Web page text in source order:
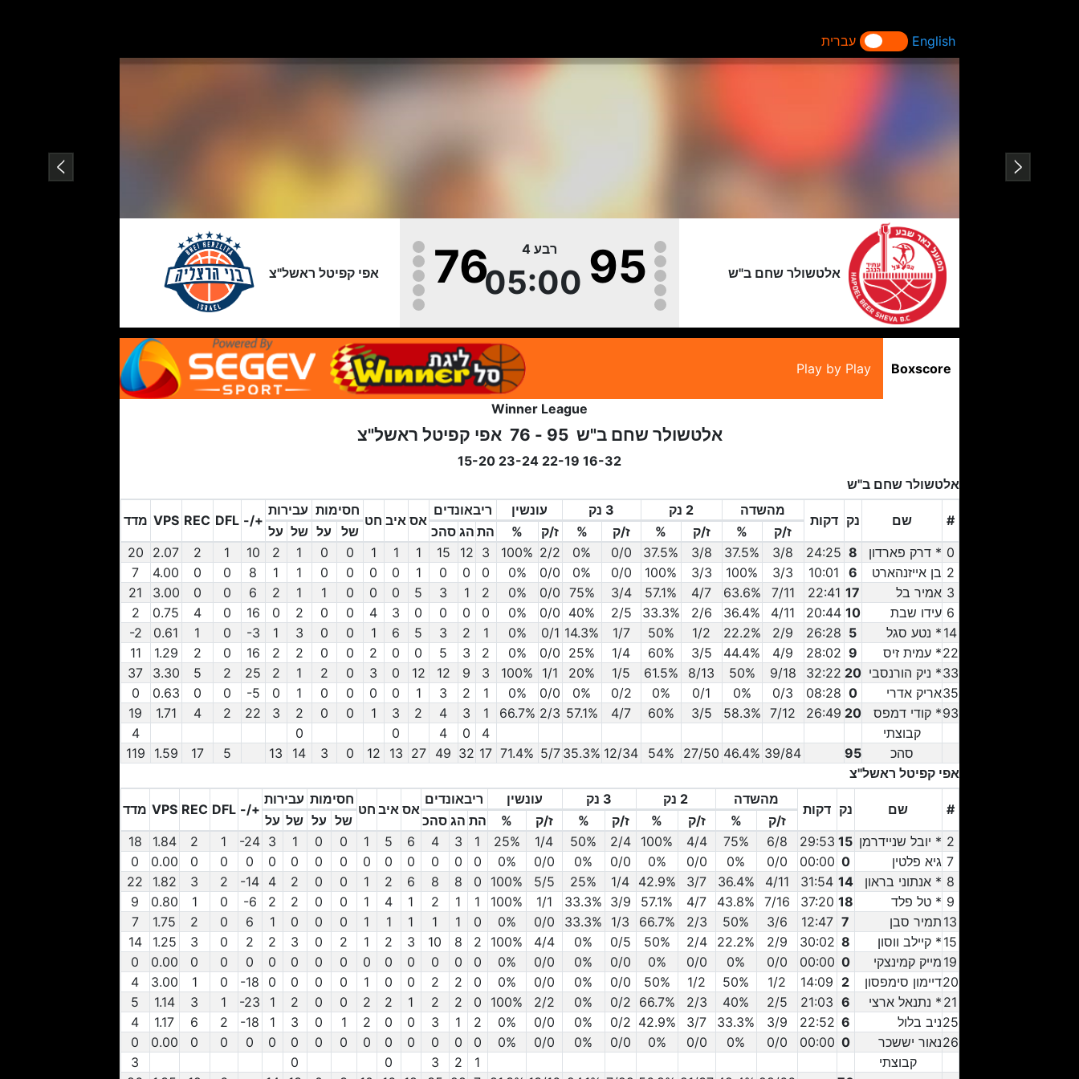
English עברית
אלטשולר שחם ב"ש 76 רבע 4
05:00 95 אפי קפיטל ראשל"צ
Boxscore
Play by Play
Winner League
אלטשולר שחם ב"ש 95 - 76 אפי קפיטל ראשל"צ
16-32 22-19 23-24 15-20
אלטשולר שחם ב"ש
# שם נק דקות
מהשדה 2 נק 3 נק עונשין ריבאונדים
אס איב חט
חסימות עבירות
+/-
DFL
REC
VPS מדד
ז/ק % ז/ק % ז/ק % ז/ק % הת הג סהכ של על של על
#
שם נק דקות מהשדה 2 נק 3 נק עונשין ריבאונדים אס איב חט חסימות עבירות +/-
DFL
REC
VPS מדד ז/ק % ז/ק % ז/ק % ז/ק % הת הג סהכ של על של על 0 * דרק פארדון 8
24:25
3/8
37.5%
3/8
37.5%
0/0
0%
2/2
100%
3
12
15
1
1
1
0
0
1
2
10
1
2
2.07
20
2 בן אייזנהארט 6
10:01
3/3
100%
3/3
100%
0/0
0%
0/0
0%
0
0
0
1
0
0
0
0
1
1
8
0
0
4.00
7
3 אמיר בל 17
22:41
7/11
63.6%
4/7
57.1%
3/4
75%
0/0
0%
2
1
3
5
0
0
0
1
1
2
6
0
0
3.00
21
6 עידו שבת 10
20:44
4/11
36.4%
2/6
33.3%
2/5
40%
0/0
0%
0
0
0
0
3
4
0
0
2
0
16
0
4
0.75
2
14 * נטע סגל 5
26:28
2/9
22.2%
1/2
50%
1/7
14.3%
0/1
0%
1
2
3
5
6
1
0
0
3
1
-3
0
1
0.61
-2
22* עמית זיס 9
28:02
4/9
44.4%
3/5
60%
1/4
25%
0/0
0%
2
3
5
0
0
2
0
0
2
2
16
0
2
1.29
11
33* ניק הורנסבי 20
32:22
9/18
50%
8/13
61.5%
1/5
20%
1/1
100%
3
9
12
12
0
3
0
2
1
2
25
2
5
3.30
37
35אריק אדרי 0
08:28
0/3
0%
0/1
0%
0/2
0%
0/0
0%
1
2
3
1
0
0
0
0
1
0
-5
0
0
0.63
0
93* קודי דמפס 20
26:49
7/12
58.3%
3/5
60%
4/7
57.1%
2/3
66.7%
1
3
4
2
3
1
0
0
2
3
22
2
4
1.71
19
קבוצתי
4
0
4
0
0
4
סהכ
95
39/84
46.4%
27/50
54%
12/34
35.3%
5/7
71.4%
17
32
49
27
13
12
0
3
14
13
5
17
1.59
119
אפי קפיטל ראשל"צ
# שם נק דקות
מהשדה 2 נק 3 נק עונשין ריבאונדים
אס איב חט
חסימות עבירות
+/-
DFL
REC
VPS מדד
ז/ק % ז/ק % ז/ק % ז/ק % הת הג סהכ של על של על
#
שם נק דקות מהשדה 2 נק 3 נק עונשין ריבאונדים אס איב חט חסימות עבירות +/-
DFL
REC
VPS מדד ז/ק % ז/ק % ז/ק % ז/ק % הת הג סהכ של על של על 2 * יובל שניידרמן 15
29:53
6/8
75%
4/4
100%
2/4
50%
1/4
25%
1
3
4
6
5
1
0
0
1
3
-24
1
2
1.84
18
7 גיא פלטין 0
00:00
0/0
0%
0/0
0%
0/0
0%
0/0
0%
0
0
0
0
0
0
0
0
0
0
0
0
0
0.00
0
8 * אנתוני בראון 14
31:54
4/11
36.4%
3/7
42.9%
1/4
25%
5/5
100%
0
8
8
6
2
1
0
0
2
4
-14
2
3
1.82
22
9 * טל פלד 18
37:20
7/16
43.8%
4/7
57.1%
3/9
33.3%
1/1
100%
1
1
2
1
4
1
0
0
2
2
-6
0
1
0.80
9
13 תמיר סבן 7
12:47
3/6
50%
2/3
66.7%
1/3
33.3%
0/0
0%
0
1
1
1
1
1
0
0
0
1
6
0
2
1.75
7
15 * קיילב ווסון 8
30:02
2/9
22.2%
2/4
50%
0/5
0%
4/4
100%
2
8
10
3
2
1
2
0
3
2
2
0
3
1.25
14
19 מייק קמינצקי 0
00:00
0/0
0%
0/0
0%
0/0
0%
0/0
0%
0
0
0
0
0
0
0
0
0
0
0
0
0
0.00
0
20דיימון סימפסון 2
14:09
1/2
50%
1/2
50%
0/0
0%
0/0
0%
0
2
2
0
0
1
0
0
0
0
-18
0
1
3.00
4
21 * נתנאל ארצי 6
21:03
2/5
40%
2/3
66.7%
0/2
0%
2/2
100%
0
2
2
1
2
2
0
0
2
1
-23
1
3
1.14
5
25ניב בלול 6
22:52
3/9
33.3%
3/7
42.9%
0/2
0%
0/0
0%
2
1
3
0
0
2
1
0
3
1
-18
2
6
1.17
4
26נאור יששכר 0
00:00
0/0
0%
0/0
0%
0/0
0%
0/0
0%
0
0
0
0
0
0
0
0
0
0
0
0
0
0.00
0
קבוצתי
1
2
3
0
0
3